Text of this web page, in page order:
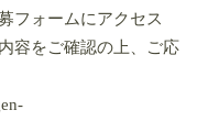
フォームにアクセス
容をご確認の上、ご応